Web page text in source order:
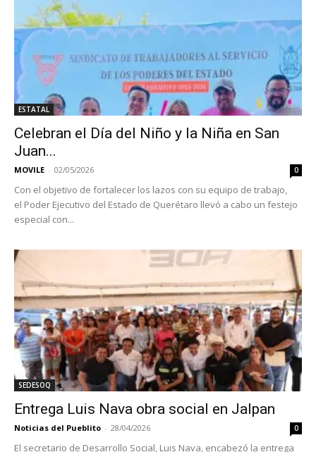
ESTATAL
Celebran el Día del Niño y la Niña en San
Juan...
MOVILE - 02/05/2026 0
Con el objetivo de fortalecer los lazos con su equipo de trabajo,
el Poder Ejecutivo del Estado de Querétaro llevó a cabo un festejo
especial con...
SEDESOQ
Entrega Luis Nava obra social en Jalpan
Noticias del Pueblito - 28/04/2026 0
El secretario de Desarrollo Social, Luis Nava, encabezó la entrega